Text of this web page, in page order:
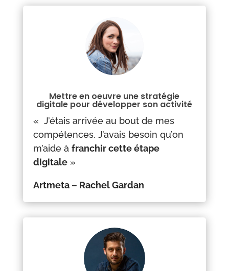
Mettre en oeuvre une stratégie
digitale pour développer son activité
« J’étais arrivée au bout de mes
compétences. J’avais besoin qu’on
m’aide à franchir cette étape
digitale»
Artmeta – Rachel Gardan